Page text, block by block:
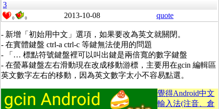
3
0 0 2013-10-08 quote
- 新增「初始用中文」選項，如果要改為英文就關閉。
- 在實體鍵盤 ctrl-a ctrl-c 等鍵無法使用的問題
- 「… 標點符號鍵盤裡可以叫出鍵是兩倍寬的數字鍵盤
- 在螢幕鍵盤左右滑動現在改成移動游標，主要用在gcin 編輯區
英文數字左右的移動，因為英文數字太小不容易點選。
覺得Android中文
輸入法(注音、倉